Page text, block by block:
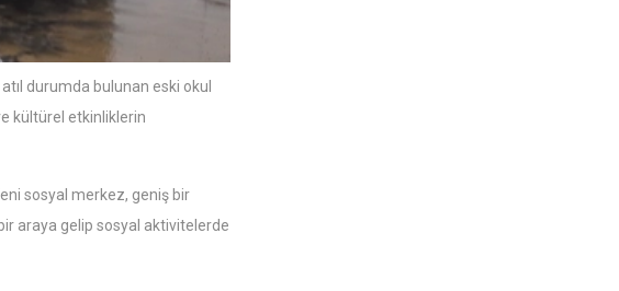
durumda bulunan eski okul
kültürel etkinliklerin
sosyal merkez, geniş bir
araya gelip sosyal aktivitelerde